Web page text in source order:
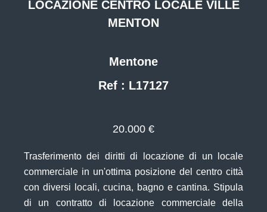
LOCAZIONE CENTRO LOCALE VILLE
MENTON
Mentone
Ref : L17127
20.000 €
Trasferimento dei diritti di locazione di un locale
commerciale in un'ottima posizione del centro città
con diversi locali, cucina, bagno e cantina. Stipula
di un contratto di locazione commerciale della